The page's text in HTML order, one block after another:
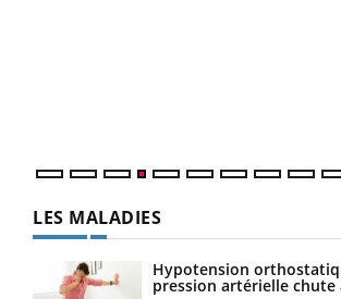
LES MALADIES
Hypotension
pression artérielle chute